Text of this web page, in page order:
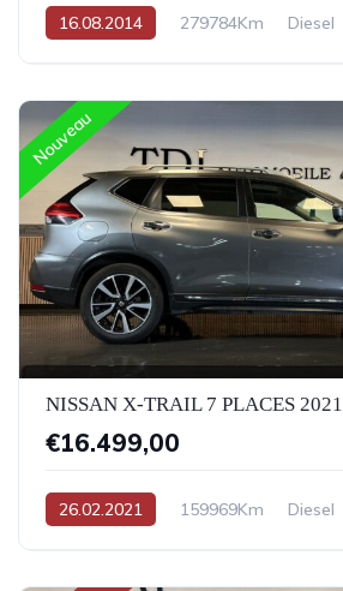
16.08.2014 279784Km Diesel
Nouveau
NISSAN X-TRAIL 7 PLACES 2021
€16.499,00
26.02.2021 159969Km Diesel